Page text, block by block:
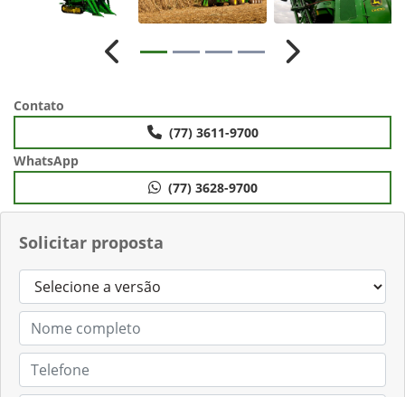
Solicitar proposta
Anterior Próximo
Contato
(77) 3611-9700
WhatsApp
(77) 3628-9700